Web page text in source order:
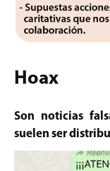
Hoax
Son noticias
suelen ser